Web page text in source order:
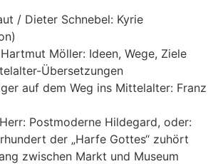
/ Dieter Schnebel: Kyrie
Möller: Ideen, Wege, Ziele
Übersetzungen
auf dem Weg ins Mittelalter: Franz
Postmoderne Hildegard, oder:
der „Harfe Gottes“ zuhört
zwischen Markt und Museum